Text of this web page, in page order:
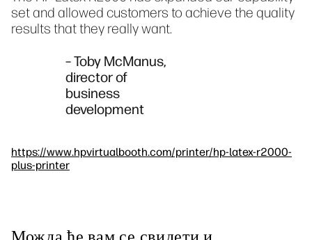
set and allowed customers to achieve the quality
results that they really want.
– Toby McManus,
director of
business
development
https://www.hpvirtualbooth.com/printer/hp-latex-r2000-
plus-printer